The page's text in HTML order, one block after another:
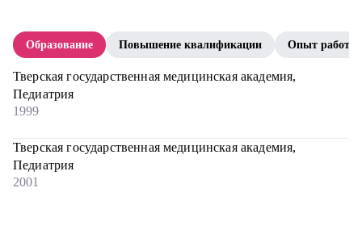
Образование Повышение квалификации Опыт работы
Тверская государственная медицинская академия,
Педиатрия
1999
Тверская государственная медицинская академия,
Педиатрия
2001